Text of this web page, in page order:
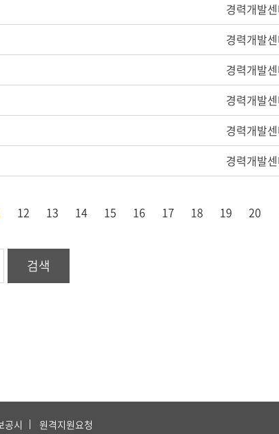
경력개발
경력개발
경력개발
경력개발
경력개발
경력개발
12 13 14 15 16 17 18 19 20
검색
공시 원격지원요청